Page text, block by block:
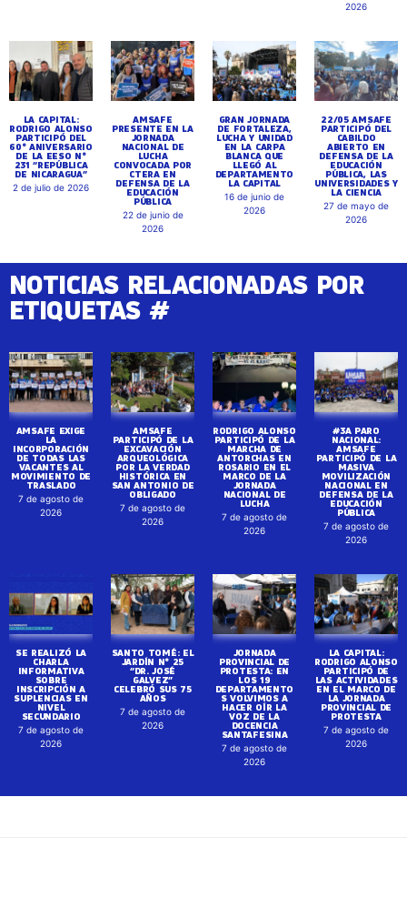
2026
LA CAPITAL:
RODRIGO ALONSO
PARTICIPÓ DEL
60° ANIVERSARIO
DE LA EESO N°
231 “REPÚBLICA
DE NICARAGUA”
2 de julio de 2026
AMSAFE
PRESENTE EN LA
JORNADA
NACIONAL DE
LUCHA
CONVOCADA POR
CTERA EN
DEFENSA DE LA
EDUCACIÓN
PÚBLICA
22 de junio de
2026
GRAN JORNADA
DE FORTALEZA,
LUCHA Y UNIDAD
EN LA CARPA
BLANCA QUE
LLEGÓ AL
DEPARTAMENTO
LA CAPITAL
16 de junio de
2026
22/05 AMSAFE
PARTICIPÓ DEL
CABILDO
ABIERTO EN
DEFENSA DE LA
EDUCACIÓN
PÚBLICA, LAS
UNIVERSIDADES Y
LA CIENCIA
27 de mayo de
2026
NOTICIAS RELACIONADAS POR
ETIQUETAS #
AMSAFE EXIGE
LA
INCORPORACIÓN
DE TODAS LAS
VACANTES AL
MOVIMIENTO DE
TRASLADO
7 de agosto de
2026
AMSAFE
PARTICIPÓ DE LA
EXCAVACIÓN
ARQUEOLÓGICA
POR LA VERDAD
HISTÓRICA EN
SAN ANTONIO DE
OBLIGADO
7 de agosto de
2026
RODRIGO ALONSO
PARTICIPÓ DE LA
MARCHA DE
ANTORCHAS EN
ROSARIO EN EL
MARCO DE LA
JORNADA
NACIONAL DE
LUCHA
7 de agosto de
2026
#3A PARO
NACIONAL:
AMSAFE
PARTICIPÓ DE LA
MASIVA
MOVILIZACIÓN
NACIONAL EN
DEFENSA DE LA
EDUCACIÓN
PÚBLICA
7 de agosto de
2026
SE REALIZÓ LA
CHARLA
INFORMATIVA
SOBRE
INSCRIPCIÓN A
SUPLENCIAS EN
NIVEL
SECUNDARIO
7 de agosto de
2026
SANTO TOMÉ: EL
JARDÍN N° 25
“DR. JOSÉ
GALVEZ”
CELEBRÓ SUS 75
AÑOS
7 de agosto de
2026
JORNADA
PROVINCIAL DE
PROTESTA: EN
LOS 19
DEPARTAMENTO
S VOLVIMOS A
HACER OÍR LA
VOZ DE LA
DOCENCIA
SANTAFESINA
7 de agosto de
2026
LA CAPITAL:
RODRIGO ALONSO
PARTICIPÓ DE
LAS ACTIVIDADES
EN EL MARCO DE
LA JORNADA
PROVINCIAL DE
PROTESTA
7 de agosto de
2026